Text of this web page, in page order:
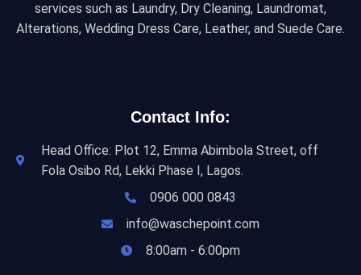
services such as Laundry, Dry Cleaning, Laundromat,
Alterations, Wedding Dress Care, Leather, and Suede Care.
Contact Info:
Head Office: Plot 12, Emma Abimbola Street, off
Fola Osibo Rd, Lekki Phase I, Lagos.
0906 000 0843
info@waschepoint.com
8:00am - 6:00pm